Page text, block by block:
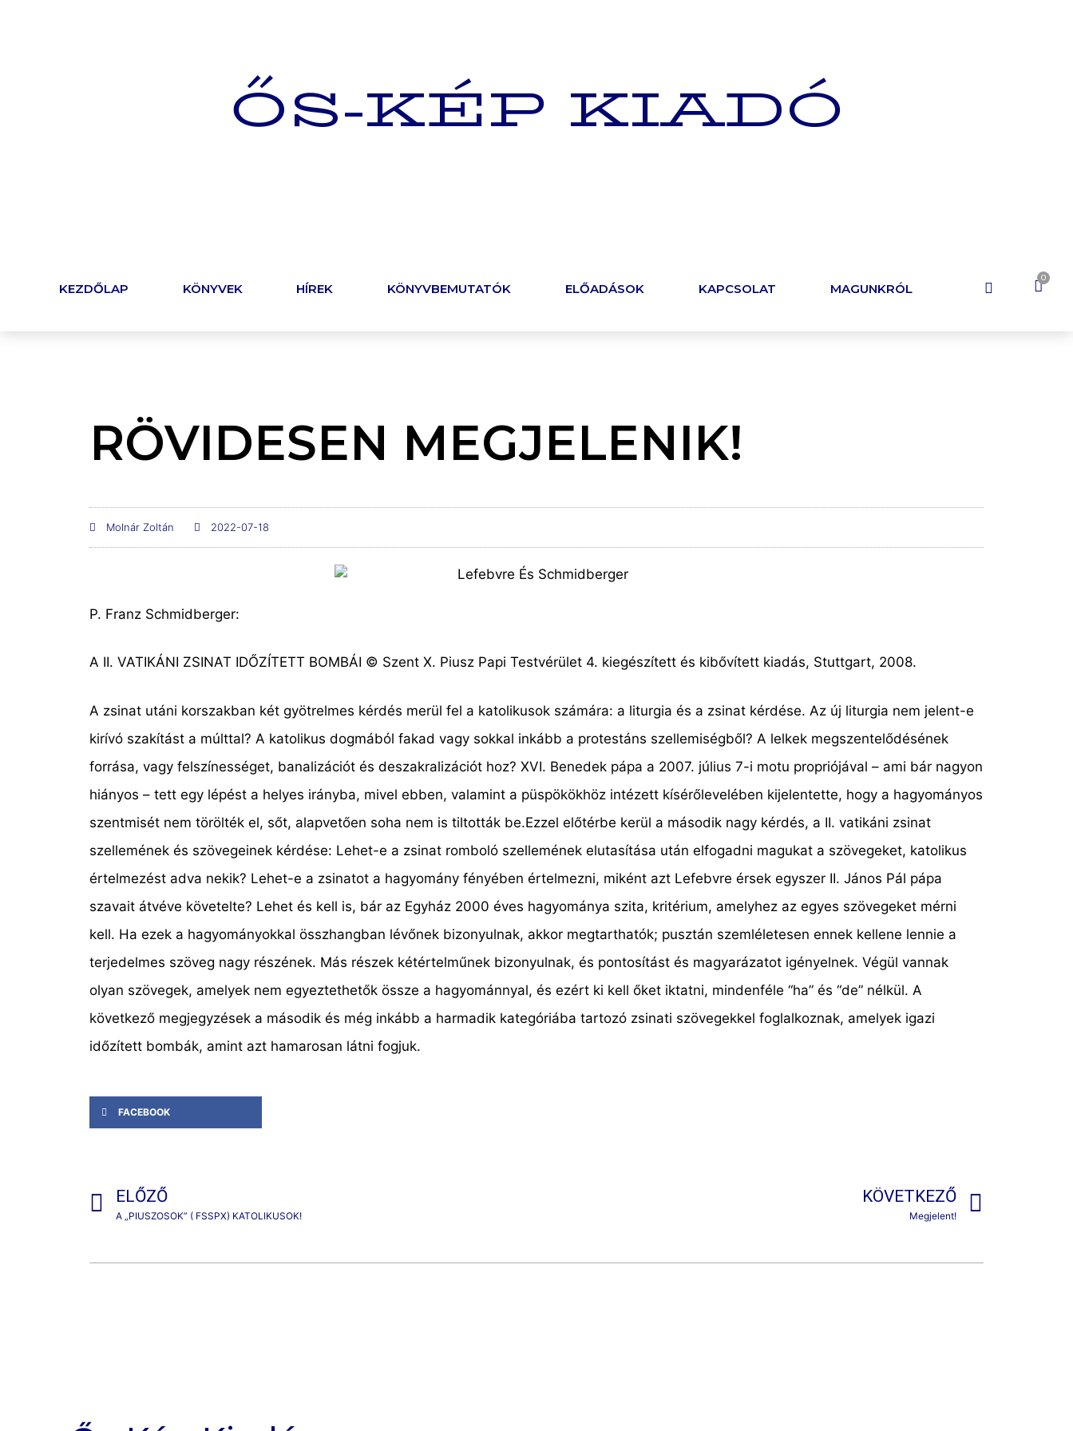
ŐS-KÉP KIADÓ
KEZDŐLAP KÖNYVEK HÍREK KÖNYVBEMUTATÓK ELŐADÁSOK KAPCSOLAT MAGUNKRÓL
RÖVIDESEN MEGJELENIK!
Molnár Zoltán 2022-07-18
P. Franz Schmidberger:
A II. VATIKÁNI ZSINAT IDŐZÍTETT BOMBÁI © Szent X. Piusz Papi Testvérület 4. kiegészített és kibővített kiadás, Stuttgart, 2008.
A zsinat utáni korszakban két gyötrelmes kérdés merül fel a katolikusok számára: a liturgia és a zsinat kérdése. Az új liturgia nem jelent-e
kirívó szakítást a múlttal? A katolikus dogmából fakad vagy sokkal inkább a protestáns szellemiségből? A lelkek megszentelődésének
forrása, vagy felszínességet, banalizációt és deszakralizációt hoz? XVI. Benedek pápa a 2007. július 7-i motu propriójával – ami bár nagyon
hiányos – tett egy lépést a helyes irányba, mivel ebben, valamint a püspökökhöz intézett kísérőlevelében kijelentette, hogy a hagyományos
szentmisét nem törölték el, sőt, alapvetően soha nem is tiltották be.Ezzel előtérbe kerül a második nagy kérdés, a II. vatikáni zsinat
szellemének és szövegeinek kérdése: Lehet-e a zsinat romboló szellemének elutasítása után elfogadni magukat a szövegeket, katolikus
értelmezést adva nekik? Lehet-e a zsinatot a hagyomány fényében értelmezni, miként azt Lefebvre érsek egyszer II. János Pál pápa
szavait átvéve követelte? Lehet és kell is, bár az Egyház 2000 éves hagyománya szita, kritérium, amelyhez az egyes szövegeket mérni
kell. Ha ezek a hagyományokkal összhangban lévőnek bizonyulnak, akkor megtarthatók; pusztán szemléletesen ennek kellene lennie a
terjedelmes szöveg nagy részének. Más részek kétértelműnek bizonyulnak, és pontosítást és magyarázatot igényelnek. Végül vannak
olyan szövegek, amelyek nem egyeztethetők össze a hagyománnyal, és ezért ki kell őket iktatni, mindenféle “ha” és “de” nélkül. A
következő megjegyzések a második és még inkább a harmadik kategóriába tartozó zsinati szövegekkel foglalkoznak, amelyek igazi
időzített bombák, amint azt hamarosan látni fogjuk.
FACEBOOK
ELŐZŐ
A „PIUSZOSOK” ( FSSPX) KATOLIKUSOK!
KÖVETKEZŐ
Megjelent!